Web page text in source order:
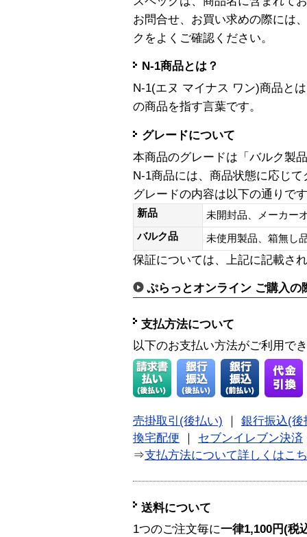
お問合せ、お買い求めの際には
クをよくご確認ください。
N-1商品とは？
N-1(エヌ マイナス ワン)商品と
の商品を指す言葉です。
グレードについて
本商品のグレードは「バルク製
N-1商品には、商品状態に応じ
グレードの内容は以下の通りで
新品
未開封品、メーカー
バルク品
未使用製品、箱無
保証については、上記に記載さ
ぷらっとオンライン ご購入の
支払方法について
以下のお支払い方法がご利用で
売掛取引(後払い)
銀行振込(後
換宅配便
セブンイレブン決済
⇒支払方法について詳しくはこ
送料について
1つのご注文毎に一律1,100円(税